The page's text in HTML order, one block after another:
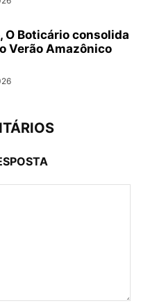
O Boticário consolida
Verão Amazônico